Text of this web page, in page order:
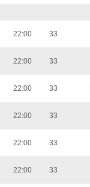
22:00 33
22:00 33
22:00 33
22:00 33
22:00 33
22:00 33